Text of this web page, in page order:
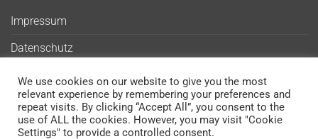
Impressum
Datenschutz
AGB
Blog
Kontakt
We use cookies on our website to give you the most
relevant experience by remembering your preferences and
repeat visits. By clicking “Accept All”, you consent to the
use of ALL the cookies. However, you may visit "Cookie
Settings" to provide a controlled consent.
Wir verwenden Cookies, um sicherzustellen, dass Sie auf
unserer Website die bestmögliche Erfahrung machen. Wenn
Sie diese Website weiterhin nutzen, gehen wir davon aus, dass